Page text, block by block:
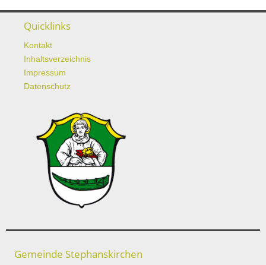
Quicklinks
Kontakt
Inhaltsverzeichnis
Impressum
Datenschutz
Gemeinde Stephanskirchen